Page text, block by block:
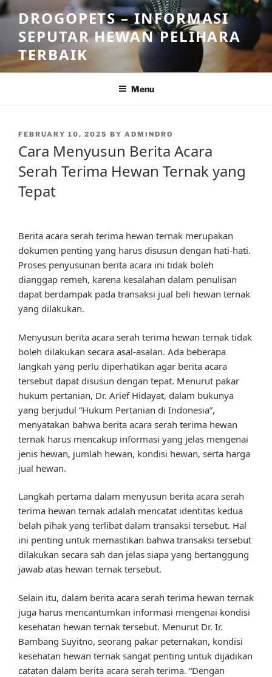
Skip
to
content
DROGOPETS – INFORMASI
SEPUTAR HEWAN PELIHARA
TERBAIK
Menu
POSTED
FEBRUARY 10, 2025 BY ADMINDRO
Cara Menyusun Berita Acara
Serah Terima Hewan Ternak yang
Tepat
Berita acara serah terima hewan ternak merupakan
dokumen penting yang harus disusun dengan hati-hati.
Proses penyusunan berita acara ini tidak boleh
dianggap remeh, karena kesalahan dalam penulisan
dapat berdampak pada transaksi jual beli hewan ternak
yang dilakukan.
Menyusun berita acara serah terima hewan ternak tidak
boleh dilakukan secara asal-asalan. Ada beberapa
langkah yang perlu diperhatikan agar berita acara
tersebut dapat disusun dengan tepat. Menurut pakar
hukum pertanian, Dr. Arief Hidayat, dalam bukunya
yang berjudul “Hukum Pertanian di Indonesia”,
menyatakan bahwa berita acara serah terima hewan
ternak harus mencakup informasi yang jelas mengenai
jenis hewan, jumlah hewan, kondisi hewan, serta harga
jual hewan.
Langkah pertama dalam menyusun berita acara serah
terima hewan ternak adalah mencatat identitas kedua
belah pihak yang terlibat dalam transaksi tersebut. Hal
ini penting untuk memastikan bahwa transaksi tersebut
dilakukan secara sah dan jelas siapa yang bertanggung
jawab atas hewan ternak tersebut.
Selain itu, dalam berita acara serah terima hewan ternak
juga harus mencantumkan informasi mengenai kondisi
kesehatan hewan ternak tersebut. Menurut Dr. Ir.
Bambang Suyitno, seorang pakar peternakan, kondisi
kesehatan hewan ternak sangat penting untuk dijadikan
catatan dalam berita acara serah terima. “Dengan